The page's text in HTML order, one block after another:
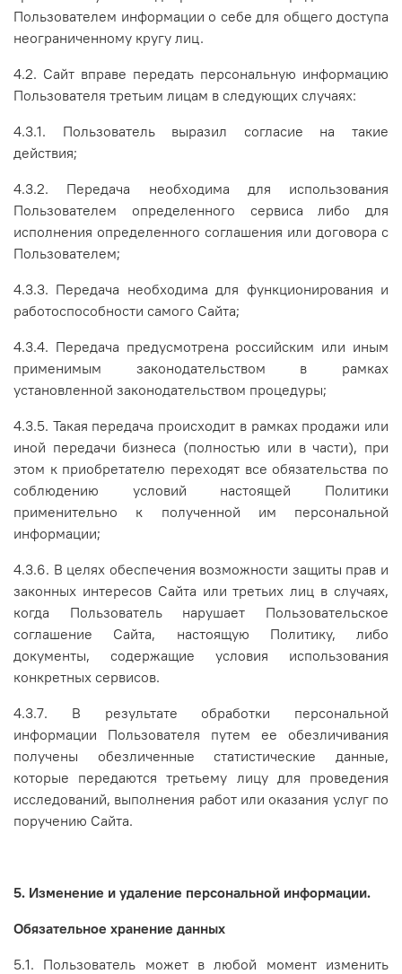
Пользователем информации о себе для общего доступа
неограниченному кругу лиц.
4.2. Сайт вправе передать персональную информацию
Пользователя третьим лицам в следующих случаях:
4.3.1. Пользователь выразил согласие на такие
действия;
4.3.2. Передача необходима для использования
Пользователем определенного сервиса либо для
исполнения определенного соглашения или договора с
Пользователем;
4.3.3. Передача необходима для функционирования и
работоспособности самого Сайта;
4.3.4. Передача предусмотрена российским или иным
применимым законодательством в рамках
установленной законодательством процедуры;
4.3.5. Такая передача происходит в рамках продажи или
иной передачи бизнеса (полностью или в части), при
этом к приобретателю переходят все обязательства по
соблюдению условий настоящей Политики
применительно к полученной им персональной
информации;
4.3.6. В целях обеспечения возможности защиты прав и
законных интересов Сайта или третьих лиц в случаях,
когда Пользователь нарушает Пользовательское
соглашение Сайта, настоящую Политику, либо
документы, содержащие условия использования
конкретных сервисов.
4.3.7. В результате обработки персональной
информации Пользователя путем ее обезличивания
получены обезличенные статистические данные,
которые передаются третьему лицу для проведения
исследований, выполнения работ или оказания услуг по
поручению Сайта.
5. Изменение и удаление персональной информации.
Обязательное хранение данных
5.1. Пользователь может в любой момент изменить